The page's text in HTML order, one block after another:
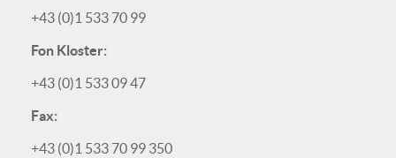
+43 (0)1 533 70 99
Fon Kloster:
+43 (0)1 533 09 47
Fax:
+43 (0)1 533 70 99 350